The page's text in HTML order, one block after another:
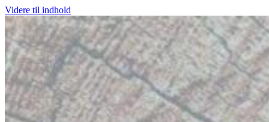
Videre til indhold